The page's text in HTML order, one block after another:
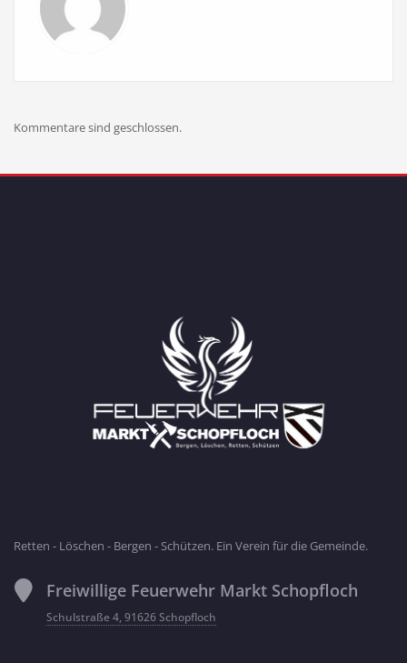
Kommentare sind geschlossen.
Retten - Löschen - Bergen - Schützen. Ein Verein für die Gemeinde.
Freiwillige Feuerwehr Markt Schopfloch
Schulstraße 4, 91626 Schopfloch